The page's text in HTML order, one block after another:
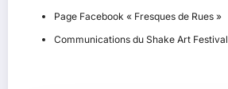
Page Facebook « Fresques de Rues »
Communications du Shake Art Festival